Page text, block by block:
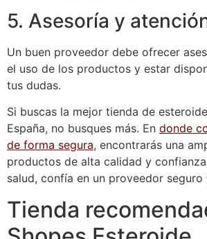
5. Asesoría y
Un buen proveedor debe ofrecer
el uso de los productos y estar
tus dudas.
Si buscas la mejor tienda de
España, no busques más. En donde
de forma segura, encontrarás una
productos de alta calidad y
salud, confía en un proveedor seguro
Tienda